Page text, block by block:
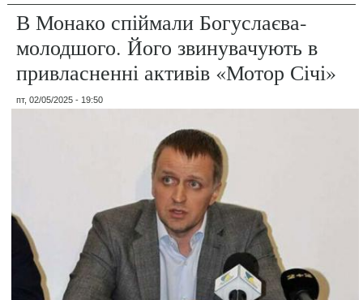
В Монако спіймали Богуслаєва-
молодшого. Його звинувачують в
привласненні активів «Мотор Січі»
пт, 02/05/2025 - 19:50